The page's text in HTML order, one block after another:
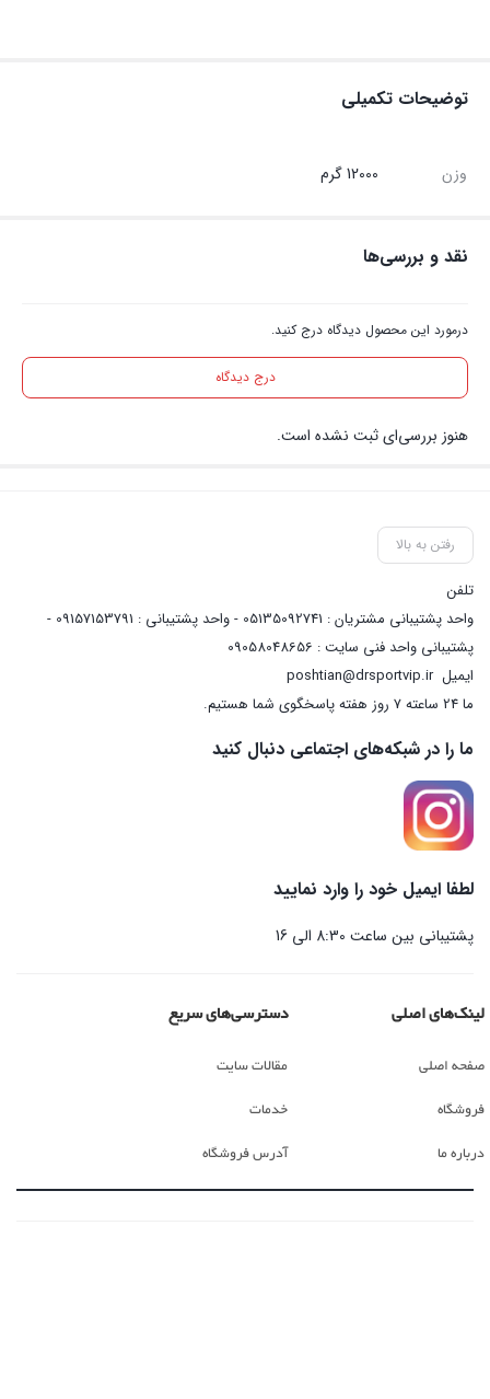
توضیحات تکمیلی
وزن 12000 گرم
نقد و بررسی‌ها
درمورد این محصول دیدگاه درج کنید.
درج دیدگاه
هنوز بررسی‌ای ثبت نشده است.
رفتن به بالا
تلفن
واحد پشتیبانی مشتریان : 05135092741 - واحد پشتیبانی : 09157153791 -
پشتیبانی واحد فنی سایت : 09058048656
ایمیلposhtian@drsportvip.ir
ما 24 ساعته 7 روز هفته پاسخگوی شما هستیم.
ما را در شبکه‌های اجتماعی دنبال کنید
لطفا ایمیل خود را وارد نمایید
پشتیبانی بین ساعت 8:30 الی 16
لینک‌های اصلی
صفحه اصلی
فروشگاه
درباره ما
دسترسی‌های سریع
مقالات سایت
خدمات
آدرس فروشگاه